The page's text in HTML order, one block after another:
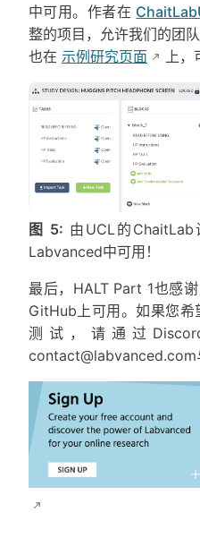
中可用。作者在
整的项目，允许我们的团
也在 示例研究页面 上，
图 5: 由UCL的
Labvanced中可用！
最后，HALT Part 1也感谢
GitHub上可用。如果您
测试，请通过
contact@labvanced.com